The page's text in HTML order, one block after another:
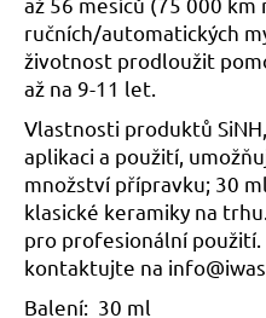
ručních/automatických
životnost prodloužit
až na 9-11 let.
Vlastnosti produktů
aplikaci a použití,
množství přípravku; 30
klasické keramiky na
pro profesionální použití.
kontaktujte na
Balení: 30 ml
u
j
e
m
e